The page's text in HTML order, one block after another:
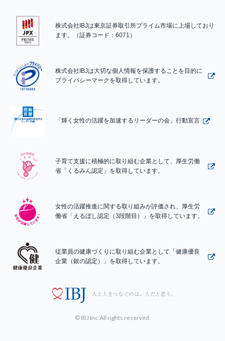
株式会社IBJは東京証券取引所プライム市場に上場しており
ます。（証券コード：6071）
株式会社IBJは大切な個人情報を保護することを目的に
プライバシーマークを取得しています。
「輝く女性の活躍を加速するリーダーの会」行動宣言
子育て支援に積極的に取り組む企業として、厚生労働
省「くるみん認定」を取得しています。
女性の活躍推進に関する取り組みが評価され、厚生労
働省「えるぼし認定（3段階目）」を取得しています。
従業員の健康づくりに取り組む企業として「健康優良
企業（銀の認定）」を取得しています。
© IBJ Inc.All rights reserved.